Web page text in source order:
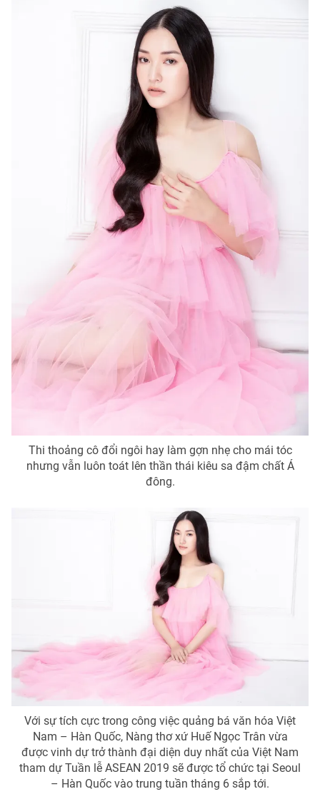
Thi thoảng cô đổi ngôi hay làm gợn nhẹ cho mái tóc
nhưng vẫn luôn toát lên thần thái kiêu sa đậm chất Á
đông.
Với sự tích cực trong công việc quảng bá văn hóa Việt
Nam – Hàn Quốc, Nàng thơ xứ Huế Ngọc Trân vừa
được vinh dự trở thành đại diện duy nhất của Việt Nam
tham dự Tuần lễ ASEAN 2019 sẽ được tổ chức tại Seoul
– Hàn Quốc vào trung tuần tháng 6 sắp tới.